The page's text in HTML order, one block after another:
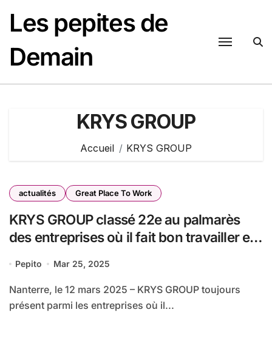
contenu
Les pepites de
Demain
KRYS GROUP
Accueil KRYS GROUP
actualités Great Place To Work
KRYS GROUP classé 22e au palmarès
des entreprises où il fait bon travailler en
Pepito Mar 25, 2025
Nanterre, le 12 mars 2025 – KRYS GROUP toujours
présent parmi les entreprises où il...